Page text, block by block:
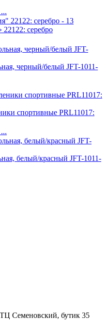
22122: серебро
черный/белый JFT-1011-
спортивные PRL11017:
белый/красный JFT-1011-
Семеновский, бутик 35